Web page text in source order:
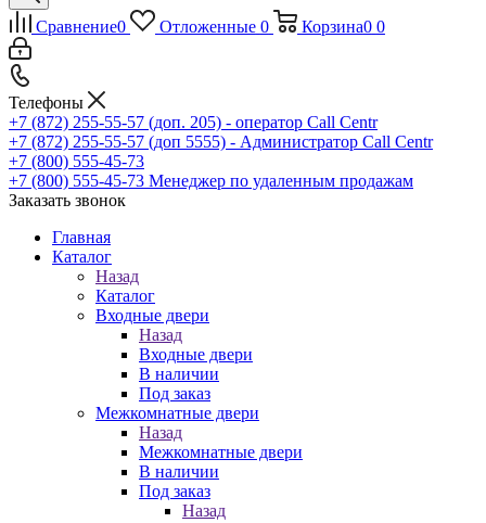
Сравнение0 Отложенные 0 Корзина0 0
Телефоны
+7 (872) 255-55-57 (доп. 205) - оператор Call Centr
+7 (872) 255-55-57 (доп 5555) - Администратор Call Centr
+7 (800) 555-45-73
+7 (800) 555-45-73 Менеджер по удаленным продажам
Заказать звонок
Главная
Каталог
Назад
Каталог
Входные двери
Назад
Входные двери
В наличии
Под заказ
Межкомнатные двери
Назад
Межкомнатные двери
В наличии
Под заказ
Назад